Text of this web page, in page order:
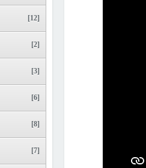
[12]
[2]
[3]
[6]
[8]
[7]